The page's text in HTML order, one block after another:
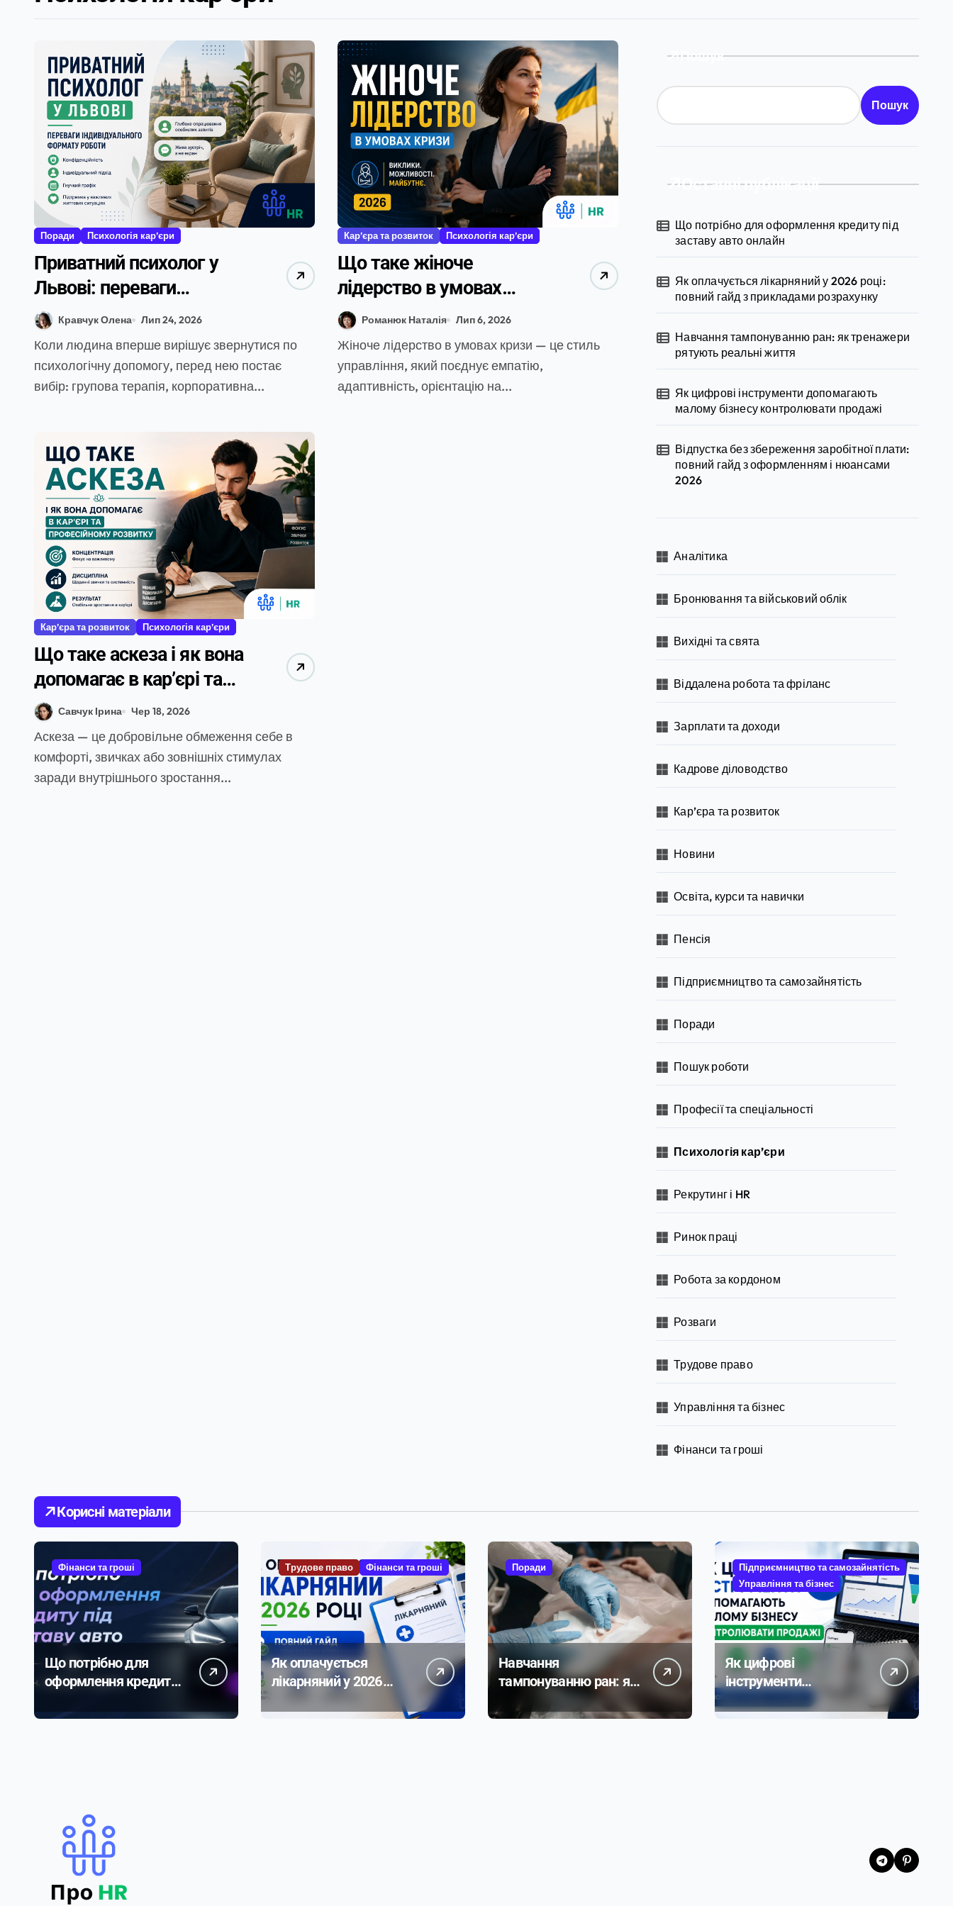
Поради Психологія кар’єри
Приватний психолог у
Львові: переваги
індивідуального формату
роботи
Кравчук Олена Лип 24, 2026
Коли людина вперше вирішує звернутися по
психологічну допомогу, перед нею постає
вибір: групова терапія, корпоративна...
Кар’єра та розвиток Психологія кар’єри
Що таке жіноче
лідерство в умовах
кризи: риси, переваги та
український досвід у
2026 році
Романюк Наталія Лип 6, 2026
Жіноче лідерство в умовах кризи — це стиль
управління, який поєднує емпатію,
адаптивність, орієнтацію на...
Кар’єра та розвиток Психологія кар’єри
Що таке аскеза і як вона
допомагає в кар’єрі та
професійному розвитку
Савчук Ірина Чер 18, 2026
Аскеза — це добровільне обмеження себе в
комфорті, звичках або зовнішніх стимулах
заради внутрішнього зростання...
Пошук
Пошук
Останні публікації
Що потрібно для оформлення кредиту під
заставу авто онлайн
Як оплачується лікарняний у 2026 році:
повний гайд з прикладами розрахунку
Навчання тампонуванню ран: як тренажери
рятують реальні життя
Як цифрові інструменти допомагають
малому бізнесу контролювати продажі
Відпустка без збереження заробітної плати:
повний гайд з оформленням і нюансами
2026
Аналітика
Бронювання та військовий облік
Вихідні та свята
Віддалена робота та фріланс
Зарплати та доходи
Кадрове діловодство
Кар’єра та розвиток
Новини
Освіта, курси та навички
Пенсія
Підприємництво та самозайнятість
Поради
Пошук роботи
Професії та спеціальності
Психологія кар’єри
Рекрутинг і HR
Ринок праці
Робота за кордоном
Розваги
Трудове право
Управління та бізнес
Фінанси та гроші
Корисні матеріали
Фінанси та гроші
Що потрібно для
оформлення кредиту
онлайн
Трудове право Фінанси та гроші
Як оплачується
лікарняний у 2026
році: повний гайд з
Поради
Навчання
тампонуванню ран: як
тренажери рятують
реальні життя
Підприємництво та самозайнятість
Управління та бізнес
Як цифрові
інструменти
допомагають малому
бізнесу контролювати